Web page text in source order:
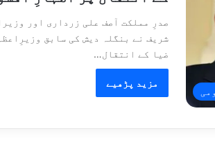
صدرِ مملکت آصف علی زرداری اور
شریف نے بنگلہ دیش کی سابق
ضیا کے انتقال…
مزید پڑھیے